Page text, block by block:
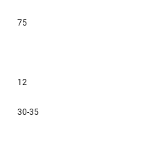
75
12
30-35